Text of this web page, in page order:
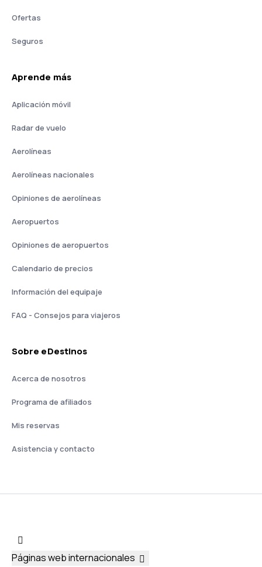
Ofertas
Seguros
Aprende más
Aplicación móvil
Radar de vuelo
Aerolíneas
Aerolíneas nacionales
Opiniones de aerolíneas
Aeropuertos
Opiniones de aeropuertos
Calendario de precios
Información del equipaje
FAQ - Consejos para viajeros
Sobre eDestinos
Acerca de nosotros
Programa de afiliados
Mis reservas
Asistencia y contacto
Páginas web internacionales